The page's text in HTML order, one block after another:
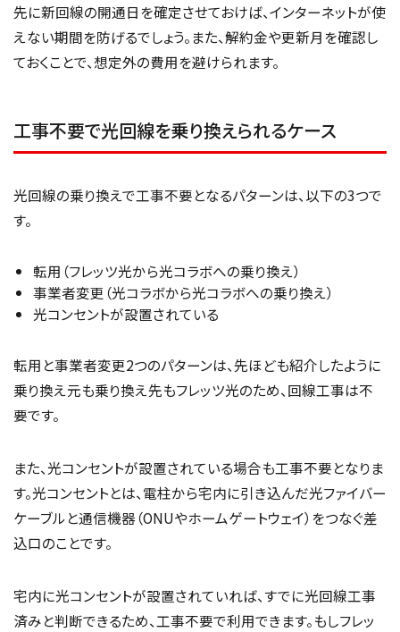
先に新回線の開通日を確定させておけば、インターネットが使
えない期間を防げるでしょう。また、解約金や更新月を確認し
ておくことで、想定外の費用を避けられます。
工事不要で光回線を乗り換えられるケース
光回線の乗り換えで工事不要となるパターンは、以下の3つで
す。
転用（フレッツ光から光コラボへの乗り換え）
事業者変更（光コラボから光コラボへの乗り換え）
光コンセントが設置されている
転用と事業者変更2つのパターンは、先ほども紹介したように
乗り換え元も乗り換え先もフレッツ光のため、回線工事は不
要です。
また、光コンセントが設置されている場合も工事不要となりま
す。光コンセントとは、電柱から宅内に引き込んだ光ファイバー
ケーブルと通信機器（ONUやホームゲートウェイ）をつなぐ差
込口のことです。
宅内に光コンセントが設置されていれば、すでに光回線工事
済みと判断できるため、工事不要で利用できます。もしフレッ